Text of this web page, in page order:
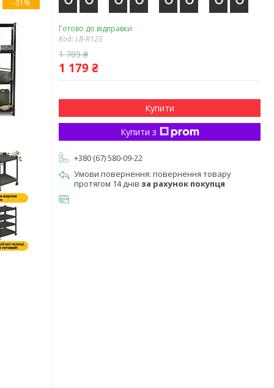
–31%
Готово до відправки
Код:LB-R125
1 709 ₴
1 179 ₴
Купити
Купити з
+380 (67) 580-09-22
повернення товару
протягом 14 днів за рахунок покупця